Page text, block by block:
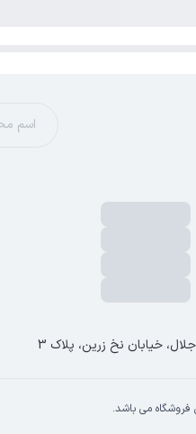
خیابان نخ زرین، پلاک 3
می باشد.